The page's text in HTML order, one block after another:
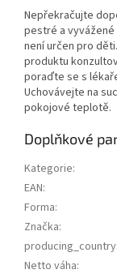
Nepřekračujte
pestré a
není určen pro
produktu
poraďte se s
Uchovávejte na
pokojové teplotě.
Doplňkové
Kategorie:
EAN:
Forma:
Značka:
producing_country
Netto váha: